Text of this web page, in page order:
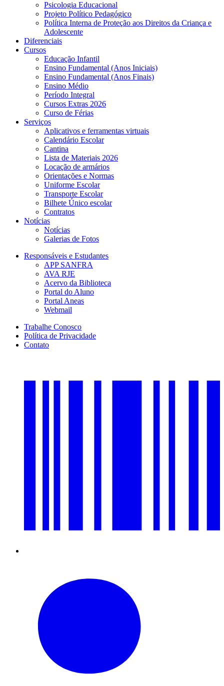
Psicologia Educacional
Projeto Político Pedagógico
Política Interna de Proteção aos Direitos da Criança e
Adolescente
Diferenciais
Cursos
Educação Infantil
Ensino Fundamental (Anos Iniciais)
Ensino Fundamental (Anos Finais)
Ensino Médio
Período Integral
Cursos Extras 2026
Curso de Férias
Serviços
Aplicativos e ferramentas virtuais
Calendário Escolar
Cantina
Lista de Materiais 2026
Locação de armários
Orientações e Normas
Uniforme Escolar
Transporte Escolar
Bilhete Único escolar
Contratos
Notícias
Notícias
Galerias de Fotos
Responsáveis e Estudantes
APP SANFRA
AVA RJE
Acervo da Biblioteca
Portal do Aluno
Portal Aneas
Webmail
Trabalhe Conosco
Política de Privacidade
Contato